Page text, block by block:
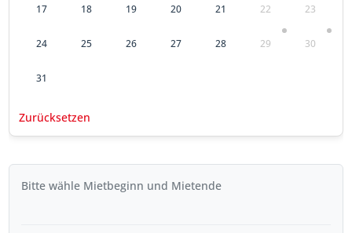
17 18 19 20 21 22 23
24 25 26 27 28 29 30
31
Zurücksetzen
Bitte wähle Mietbeginn und Mietende